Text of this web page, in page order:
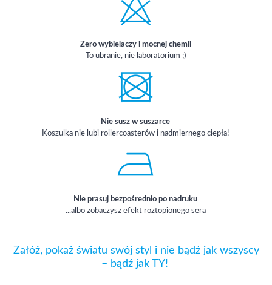
Zero wybielaczy i mocnej chemii
To ubranie, nie laboratorium ;)
Nie susz w suszarce
Koszulka nie lubi rollercoasterów i nadmiernego ciepła!
Nie prasuj bezpośrednio po nadruku
...albo zobaczysz efekt roztopionego sera
Załóż, pokaż światu swój styl i nie bądź jak wszyscy
– bądź jak TY!